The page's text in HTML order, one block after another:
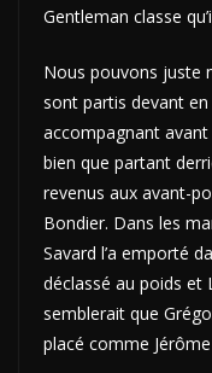
Gentleman classe
Nous pouvons juste
sont partis devant
accompagnant
bien que partant
revenus aux avant-
Bondier. Dans les
Savard l’a emporté
déclassé au poids et
semblerait que
placé comme